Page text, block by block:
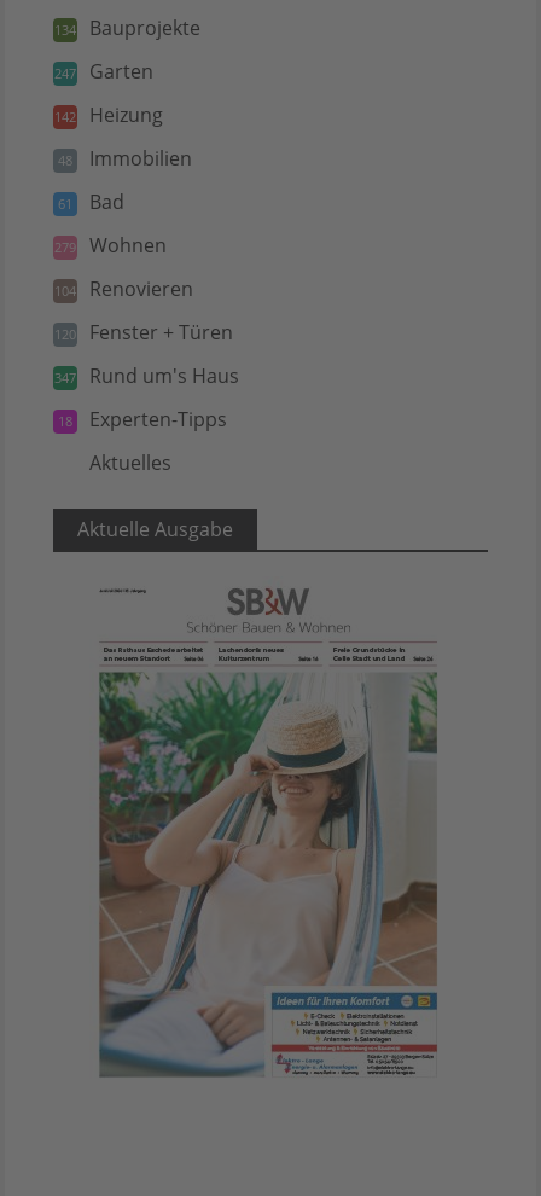
134 Bauprojekte
247 Garten
142 Heizung
48 Immobilien
61 Bad
279 Wohnen
104 Renovieren
120 Fenster + Türen
347 Rund um's Haus
18 Experten-Tipps
Aktuelles
Aktuelle Ausgabe